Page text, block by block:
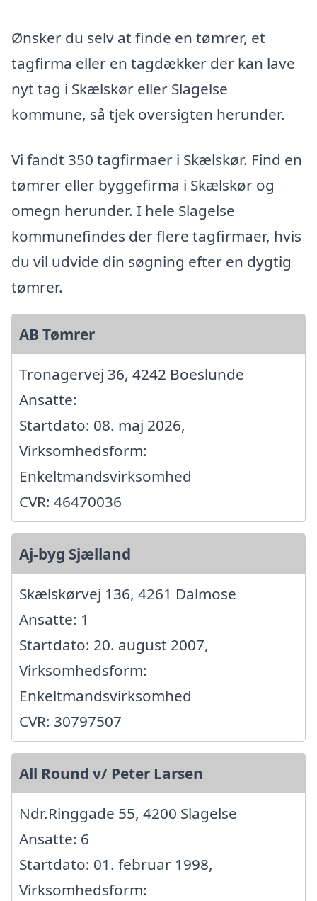
Ønsker du selv at finde en tømrer, et
tagfirma eller en tagdækker der kan lave
nyt tag i Skælskør eller Slagelse
kommune, så tjek oversigten herunder.
Vi fandt 350 tagfirmaer i Skælskør. Find en
tømrer eller byggefirma i Skælskør og
omegn herunder. I hele Slagelse
kommunefindes der flere tagfirmaer, hvis
du vil udvide din søgning efter en dygtig
tømrer.
AB Tømrer
Tronagervej 36, 4242 Boeslunde
Ansatte:
Startdato: 08. maj 2026,
Virksomhedsform:
Enkeltmandsvirksomhed
CVR: 46470036
Aj-byg Sjælland
Skælskørvej 136, 4261 Dalmose
Ansatte: 1
Startdato: 20. august 2007,
Virksomhedsform:
Enkeltmandsvirksomhed
CVR: 30797507
All Round v/ Peter Larsen
Ndr.Ringgade 55, 4200 Slagelse
Ansatte: 6
Startdato: 01. februar 1998,
Virksomhedsform: